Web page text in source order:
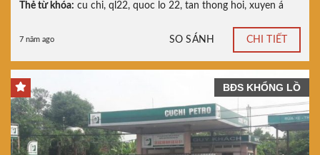
Thẻ từ khóa: cu chi, ql22, quoc lo 22, tan thong hoi, xuyen á
7 năm ago SO SÁNH CHI TIẾT
BĐS KHỔNG LỒ